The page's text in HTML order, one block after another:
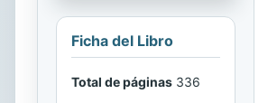
Ficha del Libro
Total de páginas 336